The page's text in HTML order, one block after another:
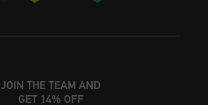
JOIN THE TEAM AND
GET 14% OFF